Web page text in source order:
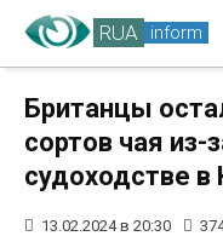
RUA inform
Британцы
сортов чая из-
судоходстве
13.02.2024 в 20:30